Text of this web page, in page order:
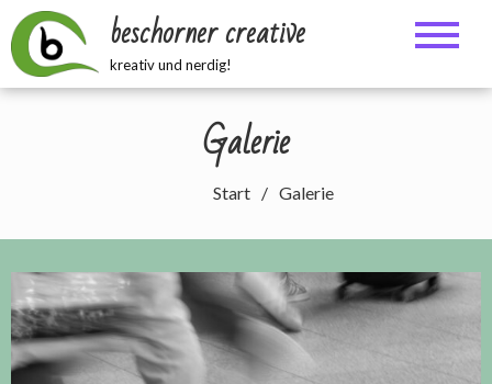
Zum
Inhalt
springen
beschorner creative
kreativ und nerdig!
Galerie
Start Galerie